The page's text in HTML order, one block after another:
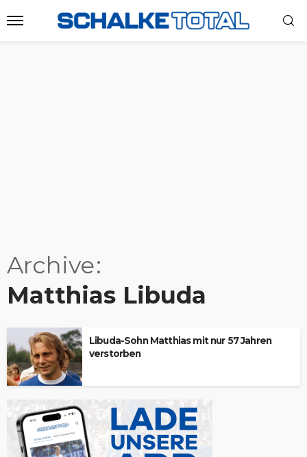
Archive
Matthias Libuda
Libuda-Sohn Matthias mit nur 57 Jahren
verstorben